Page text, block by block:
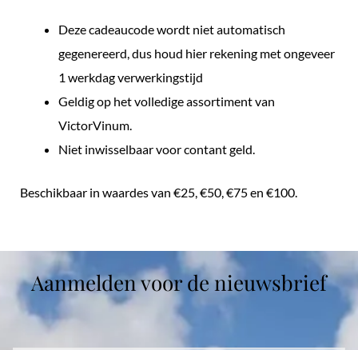
Deze cadeaucode wordt niet automatisch
gegenereerd, dus houd hier rekening met ongeveer
1 werkdag verwerkingstijd
Geldig op het volledige assortiment van
VictorVinum.
Niet inwisselbaar voor contant geld.
Beschikbaar in waardes van €25, €50, €75 en €100.
Aanmelden voor de nieuwsbrief